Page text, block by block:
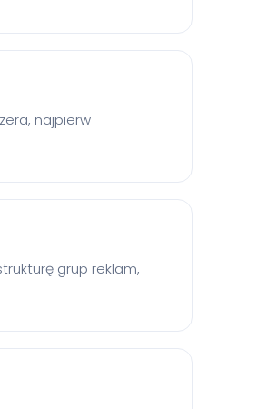
najpierw
grup reklam,